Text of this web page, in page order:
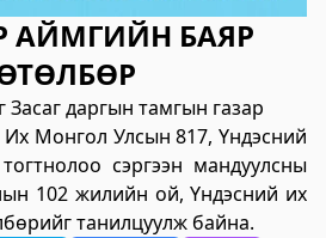
төв
дахь Төрийн цахим
АЙМГИЙН БАЯР
даргын тамгын газар
Их Монгол Улсын 817, Үндэсний
сэргээн мандуулсны
102 жилийн ой, Үндэсний их
танилцуулж байна.